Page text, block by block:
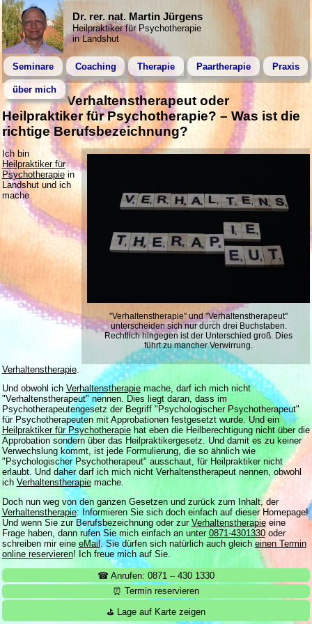
Dr. rer. nat. Martin Jürgens
Heilpraktiker für Psychotherapie
in Landshut
Seminare Coaching Therapie Paartherapie Praxis
über mich
Verhaltenstherapeut oder
Heilpraktiker für Psychotherapie? – Was ist die
richtige Berufsbezeichnung?
"Verhaltenstherapie" und "Verhaltenstherapeut"
unterscheiden sich nur durch drei Buchstaben.
Rechtlich hingegen ist der Unterschied groß. Dies
führt zu mancher Verwirrung.
Ich bin
Heilpraktiker für
Psychotherapiein
Landshut und ich
mache
Verhaltenstherapie.
Und obwohl ich Verhaltenstherapiemache, darf ich mich nicht
"Verhaltenstherapeut" nennen. Dies liegt daran, dass im
Psychotherapeutengesetz der Begriff "Psychologischer Psychotherapeut"
für Psychotherapeuten mit Approbationen festgesetzt wurde. Und ein
Heilpraktiker für Psychotherapiehat eben die Heilberechtigung nicht über die
Approbation sondern über das Heilpraktikergesetz. Und damit es zu keiner
Verwechslung kommt, ist jede Formulierung, die so ähnlich wie
"Psychologischer Psychotherapeut" ausschaut, für Heilpraktiker nicht
erlaubt. Und daher darf ich mich nicht Verhaltenstherapeut nennen, obwohl
ich Verhaltenstherapiemache.
Doch nun weg von den ganzen Gesetzen und zurück zum Inhalt, der
Verhaltenstherapie: Informieren Sie sich doch einfach auf dieser Homepage!
Und wenn Sie zur Berufsbezeichnung oder zur Verhaltenstherapieeine
Frage haben, dann rufen Sie mich einfach an unter 0871-4301330oder
schreiben mir eine eMail. Sie dürfen sich natürlich auch gleich einen Termin
online reservieren! Ich freue mich auf Sie.
☎ Anrufen: 0871 – 430 1330
⏰ Termin reservieren
⛳ Lage auf Karte zeigen